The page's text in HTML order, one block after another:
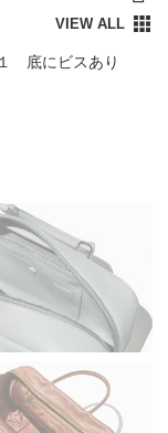
底にビスあり